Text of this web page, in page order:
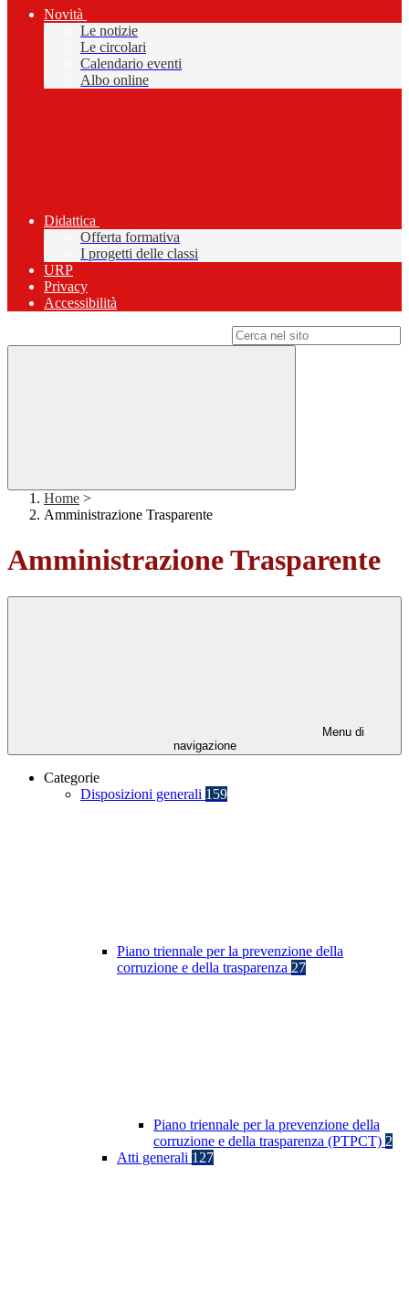
Novità
Le notizie
Le circolari
Calendario eventi
Albo online
Didattica
Offerta formativa
I progetti delle classi
URP
Privacy
Accessibilità
Home >
Amministrazione Trasparente
Amministrazione Trasparente
Menu di
navigazione
Categorie
Disposizioni generali 159
Piano triennale per la prevenzione della
corruzione e della trasparenza 27
Piano triennale per la prevenzione della
corruzione e della trasparenza (PTPCT) 2
Atti generali 127